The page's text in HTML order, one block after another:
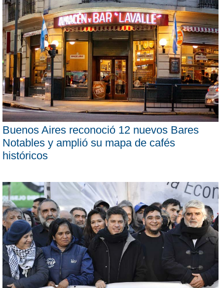
Buenos Aires reconoció 12 nuevos Bares
Notables y amplió su mapa de cafés
históricos